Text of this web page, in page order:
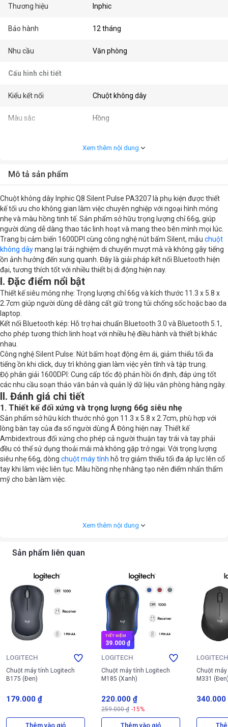
Thương hiệu Inphic
Bảo hành 12 tháng
Nhu cầu Văn phòng
Cấu hình chi tiết
Kiểu kết nối Chuột không dây
Màu sắc Hồng
Độ phân giải (CPI/DPI) 1600DPI
Số nút bấm 4
Kích thước 11.3 x 5.8 x 2.7cm
Khối lượng 66g
Xem thêm nội dung
Mô tả sản phẩm
Chuột không dây Inphic Q8 Silent Pulse PA3207 là phụ kiện được thiết
kế tối ưu cho không gian làm việc chuyên nghiệp với ngoại hình mỏng
nhẹ và màu hồng tinh tế. Sản phẩm sở hữu trọng lượng chỉ 66g, giúp
người dùng dễ dàng thao tác linh hoạt và mang theo bên mình mọi lúc.
Trang bị cảm biến 1600DPI cùng công nghệ nút bấm Silent, mẫu chuột
không dâymang lại trải nghiệm di chuyển mượt mà và không gây tiếng
ồn ảnh hưởng đến xung quanh. Đây là giải pháp kết nối Bluetooth hiện
đại, tương thích tốt với nhiều thiết bị di động hiện nay.
I. Đặc điểm nổi bật
Thiết kế siêu mỏng nhẹ: Trọng lượng chỉ 66g và kích thước 11.3 x 5.8 x
2.7cm giúp người dùng dễ dàng cất giữ trong túi chống sốc hoặc bao da
laptop.
Kết nối Bluetooth kép: Hỗ trợ hai chuẩn Bluetooth 3.0 và Bluetooth 5.1,
cho phép tương thích linh hoạt với nhiều hệ điều hành và thiết bị khác
nhau.
Công nghệ Silent Pulse: Nút bấm hoạt động êm ái, giảm thiểu tối đa
tiếng ồn khi click, duy trì không gian làm việc yên tĩnh và tập trung.
Độ phân giải 1600DPI: Cung cấp tốc độ phản hồi ổn định, đáp ứng tốt
các nhu cầu soạn thảo văn bản và quản lý dữ liệu văn phòng hàng ngày.
II. Đánh giá chi tiết
1. Thiết kế đối xứng và trọng lượng 66g siêu nhẹ
Sản phẩm sở hữu kích thước nhỏ gọn 11.3 x 5.8 x 2.7cm, phù hợp với
lòng bàn tay của đa số người dùng Á Đông hiện nay. Thiết kế
Ambidextrous đối xứng cho phép cả người thuận tay trái và tay phải
đều có thể sử dụng thoải mái mà không gặp trở ngại. Với trọng lượng
siêu nhẹ 66g, dòng chuột máy tính hỗ trợ giảm thiểu tối đa áp lực lên cổ
tay khi làm việc liên tục. Màu hồng nhẹ nhàng tạo nên điểm nhấn thẩm
mỹ cho bàn làm việc.
Thiết kế đối xứng và màu hồng tinh tế của Inphic Q8 Silent Pulse PA3207
Xem thêm nội dung
Sản phẩm liên quan
LOGITECH
Chuột máy tính Logitech
B175 (Đen)
179.000 ₫
Thêm vào giỏ
TIẾT KIỆM
39.000 ₫
LOGITECH
Chuột máy tính Logitech
M185 (Xanh)
220.000 ₫
259.000 ₫ -15%
Thêm vào giỏ
LOGITECH
Chuột
M331
340.000